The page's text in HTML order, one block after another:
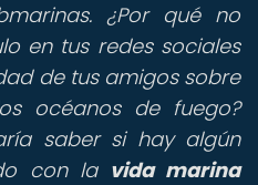
¿Por qué no
en tus redes sociales
de tus amigos sobre
océanos de fuego?
saber si hay algún
con la vida marina